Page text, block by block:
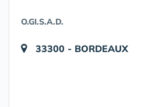
O.GI.S.A.D.
33300 - BORDEAUX